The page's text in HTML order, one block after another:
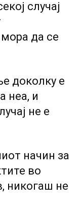
случај
да се
доколку е
неа, и
не е
начин за
во
никогаш не